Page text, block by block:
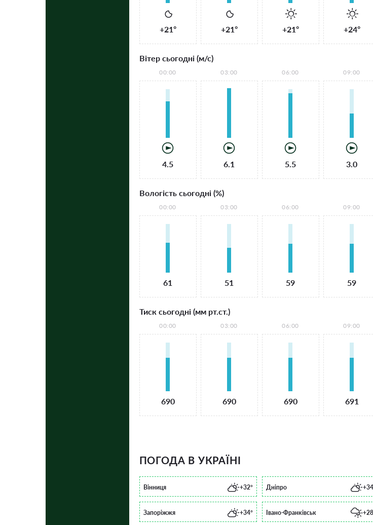
+21° +21° +21° +24°
Вітер сьогодні (м/с)
00:00
4.5
03:00
6.1
06:00
5.5
09:00
3.0
Вологість сьогодні (%)
00:00
61
03:00
51
06:00
59
09:00
59
Тиск сьогодні (мм рт.ст.)
00:00
690
03:00
690
06:00
690
09:00
691
ПОГОДА В УКРАЇНІ
Вінниця +32° Дніпро
Запоріжжя +34° Івано-Франківськ